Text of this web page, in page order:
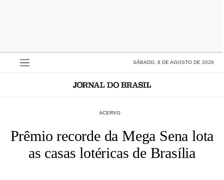
SÁBADO, 8 DE AGOSTO DE 2026
ACERVO
Prêmio recorde da Mega Sena lota
as casas lotéricas de Brasília